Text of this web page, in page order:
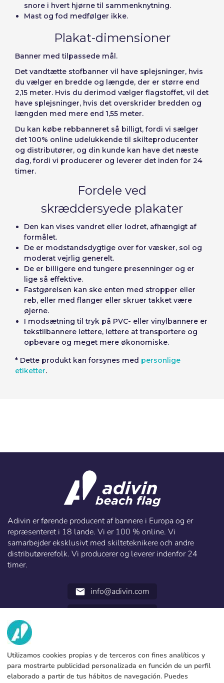
snore i hvert hjørne til sammenknytning.
Mast og fod medfølger ikke.
Plakat-dimensioner
Banner med tilpassede mål.
Det vandtætte stofbanner vil have splejsninger, hvis
du vælger en bredde og længde, der er større end
2,15 meter. Hvis du derimod vælger flagstoffet, vil det
have splejsninger, hvis det overskrider bredden og
længden med mere end 1,55 meter.
Du kan købe rebbanneret så billigt, fordi vi sælger
det 100% online udelukkende til skilteproducenter
og distributører, og din kunde kan have det næste
dag, fordi vi producerer og leverer det inden for 24
timer.
Fordele ved
skræddersyede plakater
Den kan vises vandret eller lodret, afhængigt af
formålet.
De er modstandsdygtige over for væsker, sol og
moderat vejrlig generelt.
De er billigere end tungere presenninger og er
lige så effektive.
Fastgørelsen kan ske enten med stropper eller
reb, eller med flanger eller skruer takket være
øjerne.
I modsætning til tryk på PVC- eller vinylbannere er
tekstilbannere lettere, lettere at transportere og
opbevare og meget mere økonomiske.
* Dette produkt kan forsynes med personlige
etiketter.
Adivin er førende producent af bannere i Europa og er
repræsenteret i 18 lande. Vi er 100 % online. Vi
samarbejder eksklusivt med skilteteknikere och andre
distributørerefolk. Vi producerer og leverer indenfor 24
timer.
email info@adivin.com
VI HAR?
Fabrik
Kontakt
TJENESTER
Betalingsformer
Utilizamos cookies propias y de terceros con fines analíticos y
para mostrarte publicidad personalizada en función de un perfil
elaborado a partir de tus hábitos de navegación. Puedes